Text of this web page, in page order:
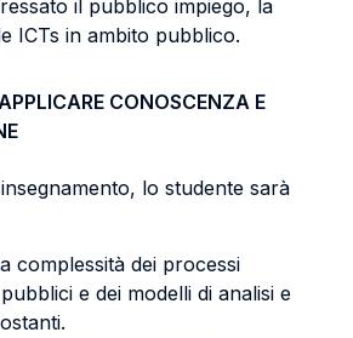
il pubblico impiego, la
ICTs in ambito pubblico.
CONOSCENZA E
lo studente sarà
complessità dei processi
e dei modelli di analisi e